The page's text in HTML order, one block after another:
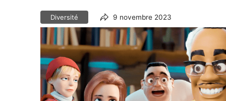
Diversité 9 novembre 2023